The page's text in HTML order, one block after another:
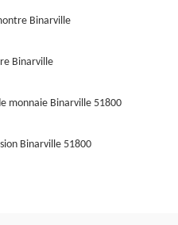
Binarville
Binarville
monnaie Binarville 51800
Binarville 51800